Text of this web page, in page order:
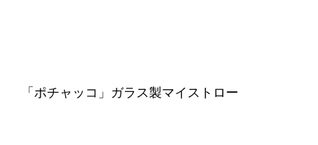
「ポチャッコ」ガラス製マイストロー